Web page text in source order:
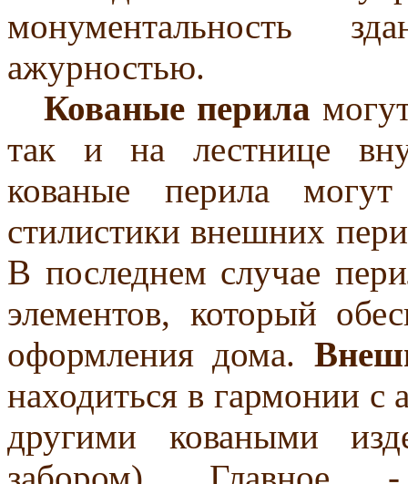
монументальность
ажурностью.
Кованые перила
так и на лестнице
кованые перила могут
стилистики внешних
В последнем случае
элементов, который
оформления дома.
находиться в гармонии с
другими коваными